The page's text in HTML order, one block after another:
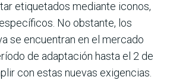
etiquetados mediante iconos,
No obstante, los
se encuentran en el mercado
de adaptación hasta el 2 de
con estas nuevas exigencias.